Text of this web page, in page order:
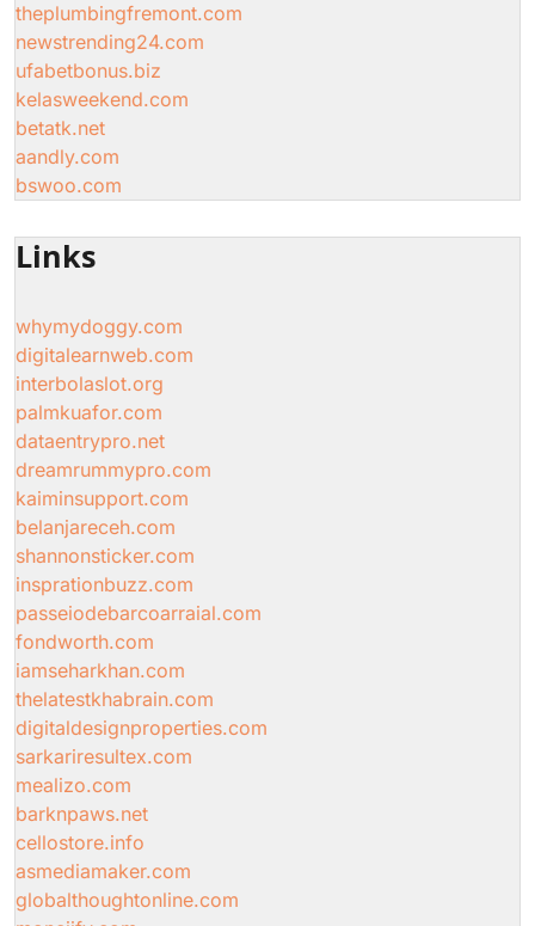
theplumbingfremont.com
newstrending24.com
ufabetbonus.biz
kelasweekend.com
betatk.net
aandly.com
bswoo.com
Links
whymydoggy.com
digitalearnweb.com
interbolaslot.org
palmkuafor.com
dataentrypro.net
dreamrummypro.com
kaiminsupport.com
belanjareceh.com
shannonsticker.com
insprationbuzz.com
passeiodebarcoarraial.com
fondworth.com
iamseharkhan.com
thelatestkhabrain.com
digitaldesignproperties.com
sarkariresultex.com
mealizo.com
barknpaws.net
cellostore.info
asmediamaker.com
globalthoughtonline.com